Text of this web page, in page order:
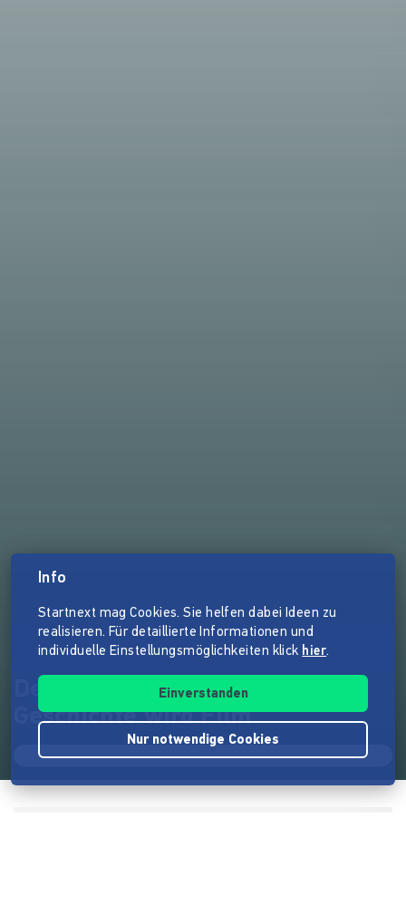
Deckname Jenny - (Eine)
Geschichte wird Film
Info
Startnext mag Cookies. Sie helfen dabei Ideen zu
realisieren. Für detaillierte Informationen und
individuelle Einstellungsmöglichkeiten klick hier.
Einverstanden
Nur notwendige Cookies